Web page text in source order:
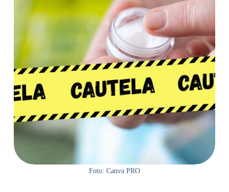
Foto: Canva PRO